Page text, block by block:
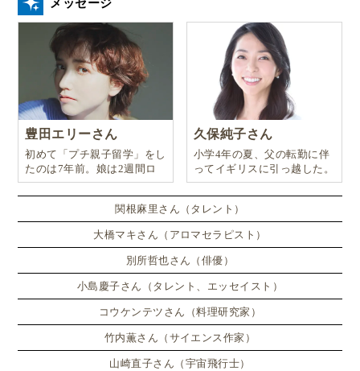
ポイントは、インプット（授業）とアウトプット（現
地体験）を同日にセットで回すこと。
例としては、
午前：
英会話レッスン（10:00〜12:00）
午後：
現地体験／スクール視察／街でのミッション型体
この流れを毎日繰り返すと、学んだ表現をすぐに使え
るので、記憶が定着しやすくなります。
メッセージ
豊田エリーさん
初めて「プチ親子留学」をし
たのは7年前。娘は2週間ロ
ンドンのサマースクールに通
い、英語劇に挑戦したり、
久保純子さん
小学4年の夏、父の転勤に伴
ってイギリスに引っ越した。
関根麻里さん（タレント）
大橋マキさん（アロマセラピスト）
別所哲也さん（俳優）
小島慶子さん（タレント、エッセイスト）
コウケンテツさん（料理研究家）
竹内薫さん（サイエンス作家）
山崎直子さん（宇宙飛行士）